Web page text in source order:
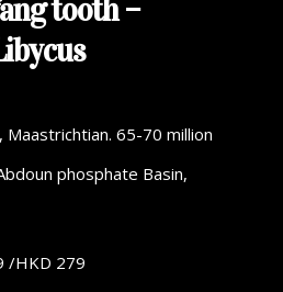
tooth –
65-70 million
phosphate Basin,
/HKD 279